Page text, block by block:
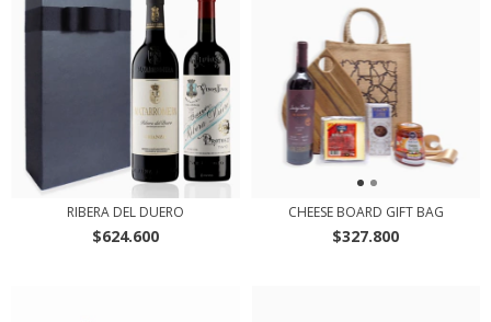
RIBERA DEL DUERO
$624.600
CHEESE BOARD GIFT BAG
$327.800